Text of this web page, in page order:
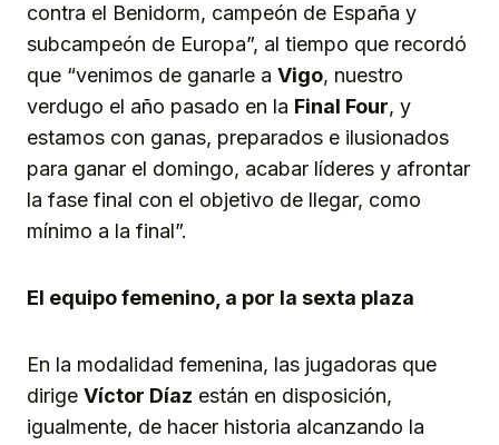
contra el Benidorm, campeón de España y
subcampeón de Europa”, al tiempo que recordó
que “venimos de ganarle a Vigo, nuestro
verdugo el año pasado en la Final Four, y
estamos con ganas, preparados e ilusionados
para ganar el domingo, acabar líderes y afrontar
la fase final con el objetivo de llegar, como
mínimo a la final”.
El equipo femenino, a por la sexta plaza
En la modalidad femenina, las jugadoras que
dirige Víctor Díaz están en disposición,
igualmente, de hacer historia alcanzando la